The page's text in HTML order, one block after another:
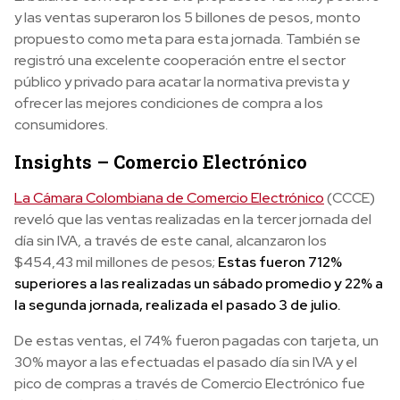
y las ventas superaron los 5 billones de pesos, monto
propuesto como meta para esta jornada. También se
registró una excelente cooperación entre el sector
público y privado para acatar la normativa prevista y
ofrecer las mejores condiciones de compra a los
consumidores.
Insights – Comercio Electrónico
La Cámara Colombiana de Comercio Electrónico(CCCE)
reveló que las ventas realizadas en la tercer jornada del
día sin IVA, a través de este canal, alcanzaron los
$454,43 mil millones de pesos; Estas fueron 712%
superiores a las realizadas un sábado promedio y 22% a
la segunda jornada, realizada el pasado 3 de julio.
De estas ventas, el 74% fueron pagadas con tarjeta, un
30% mayor a las efectuadas el pasado día sin IVA y el
pico de compras a través de Comercio Electrónico fue